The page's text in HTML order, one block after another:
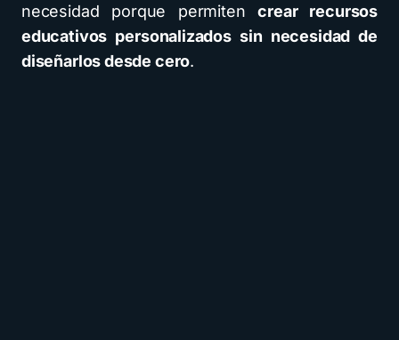
necesidad porque permitencrear recursos
educativos personalizados sin necesidad de
diseñarlos desde cero.